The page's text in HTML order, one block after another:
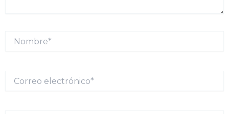
Nombre*
electrónico*